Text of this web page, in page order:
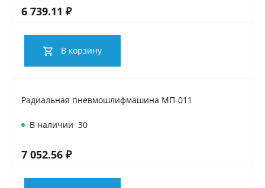
6 739.11 ₽
В корзину
Радиальная пневмошлифмашина МП-011
В наличии 30
7 052.56 ₽